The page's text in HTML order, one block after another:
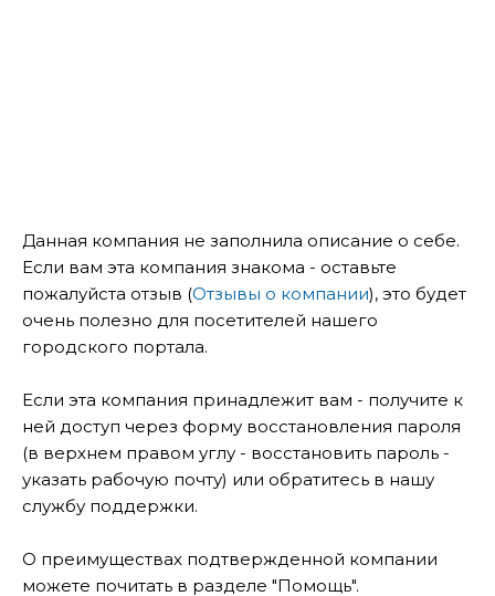
Данная компания не заполнила описание о себе.
Если вам эта компания знакома - оставьте
пожалуйста отзыв (Отзывы о компании), это будет
очень полезно для посетителей нашего
городского портала.
Если эта компания принадлежит вам - получите к
ней доступ через форму восстановления пароля
(в верхнем правом углу - восстановить пароль -
указать рабочую почту) или обратитесь в нашу
службу поддержки.
О преимуществах подтвержденной компании
можете почитать в разделе "Помощь".